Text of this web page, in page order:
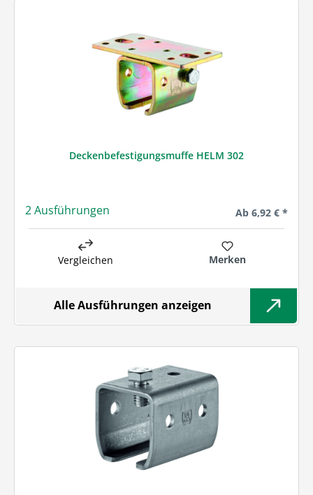
Deckenbefestigungsmuffe HELM 302
2 Ausführungen Regulärer Preis:
Ab 6,92 € *
Vergleichen Merken
Alle Ausführungen anzeigen